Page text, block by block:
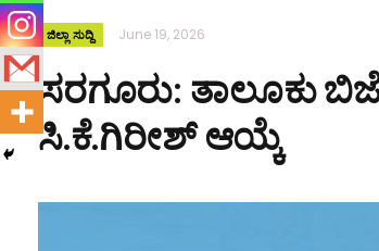
ಜಿಲ್ಲಾ ಸುದ್ದಿ June 19, 2026
ಸರಗೂರು: ತಾಲೂಕು
ಸಿ.ಕೆ.ಗಿರೀಶ್ ಆಯ್ಕೆ